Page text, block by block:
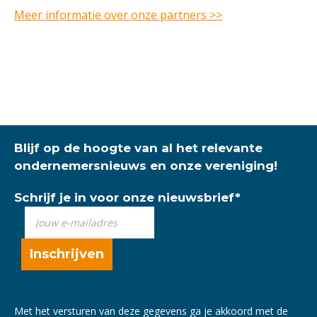
Meer informatie over onze partners >>
Blijf op de hoogte van al het relevante
ondernemersnieuws en onze vereniging!
Schrijf je in voor onze nieuwsbrief*
Met het versturen van deze gegevens ga je akkoord met de